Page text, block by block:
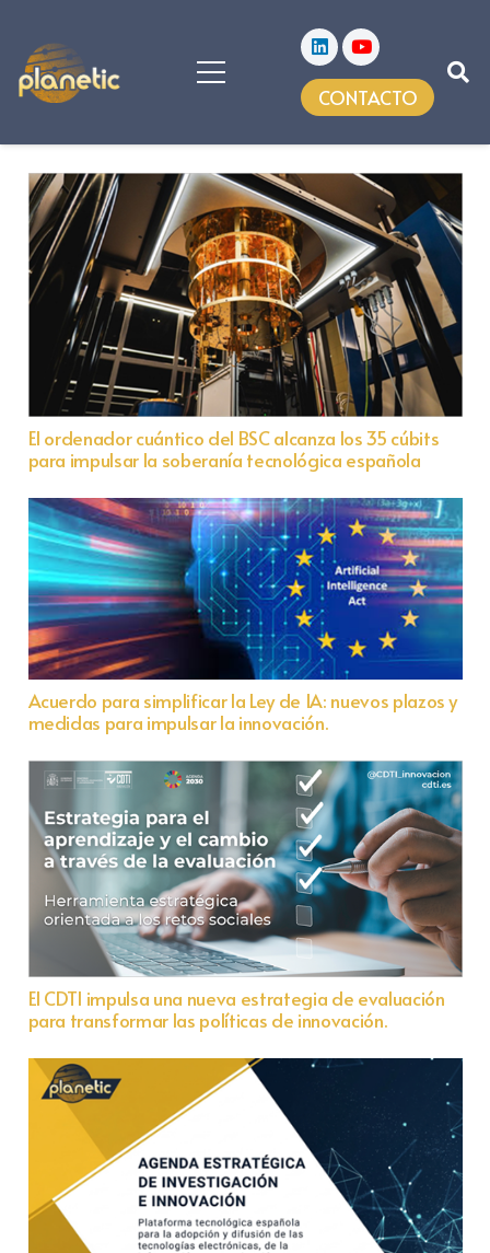
CONTACTO
El ordenador cuántico del BSC alcanza los 35 cúbits
para impulsar la soberanía tecnológica española
Acuerdo para simplificar la Ley de IA: nuevos plazos y
medidas para impulsar la innovación.
El CDTI impulsa una nueva estrategia de evaluación
para transformar las políticas de innovación.